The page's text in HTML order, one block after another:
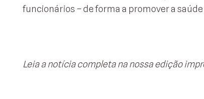
funcionários – de forma a promover a
Leia a notícia completa na nossa edição